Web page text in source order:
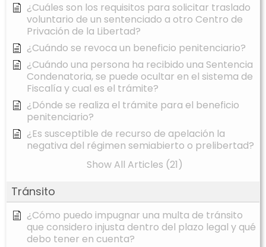
¿Cuáles son los requisitos para solicitar traslado
voluntario de un sentenciado a otro Centro de
Privación de la Libertad?
¿Cuándo se revoca un beneficio penitenciario?
¿Cuándo una persona ha recibido una Sentencia
Condenatoria, se puede ocultar en el sistema de
Fiscalía y cual es el trámite?
¿Dónde se realiza el trámite para el beneficio
penitenciario?
¿Es susceptible de recurso de apelación la
negativa del régimen semiabierto o prelibertad?
Show All Articles (21)
Tránsito
¿Cómo puedo impugnar una multa de tránsito
que considero injusta dentro del plazo legal y qué
debo tener en cuenta?